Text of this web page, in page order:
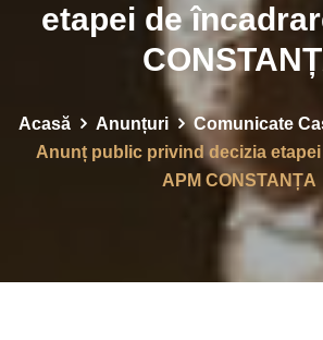
etapei de
Acasă Anunțuri
Comunicate
Anunț public privind decizia
APM CONSTANȚA